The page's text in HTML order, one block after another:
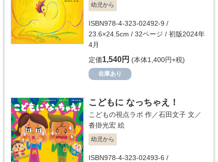
幼児から
ISBN978-4-323-02492-9 /
23.6×24.5cm / 32ページ / 初版2024年
4月
定価1,540円 (本体1,400円+税)
在庫あり
こどもに なっちゃえ！
こどもの視点ラボ 作／石田文子 文／
沓掛光宏 絵
幼児から
ISBN978-4-323-02493-6 /